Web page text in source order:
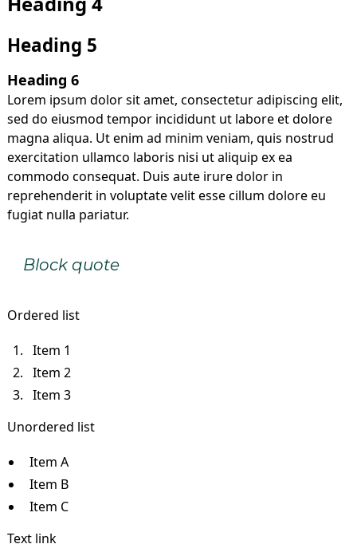
Heading 5
Heading 6
Lorem ipsum dolor sit amet, consectetur adipiscing elit,
sed do eiusmod tempor incididunt ut labore et dolore
magna aliqua. Ut enim ad minim veniam, quis nostrud
exercitation ullamco laboris nisi ut aliquip ex ea
commodo consequat. Duis aute irure dolor in
reprehenderit in voluptate velit esse cillum dolore eu
fugiat nulla pariatur.
Block quote
Ordered list
Item 1
Item 2
Item 3
Unordered list
Item A
Item B
Item C
Text link